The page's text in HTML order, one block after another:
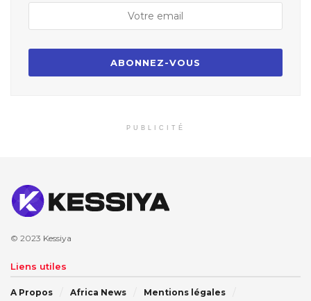
PUBLICITÉ
© 2023 Kessiya
Liens utiles
A Propos Africa News Mentions légales